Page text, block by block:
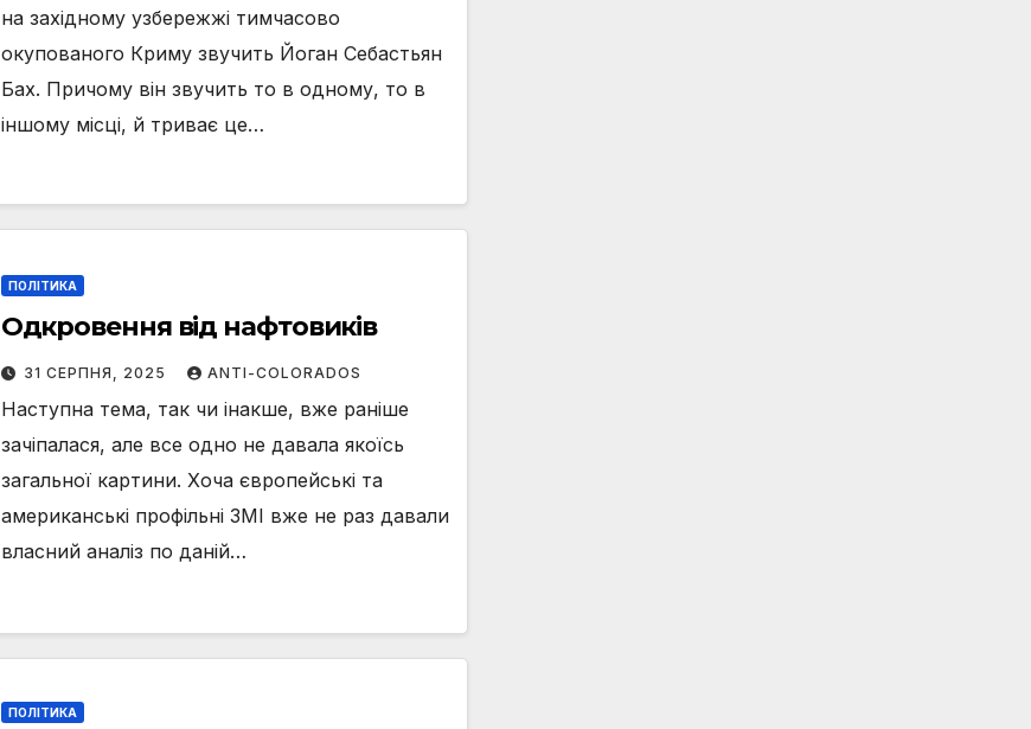
на західному узбережжі тимчасово
окупованого Криму звучить Йоган Себастьян
Бах. Причому він звучить то в одному, то в
іншому місці, й триває це…
ПОЛІТИКА
Одкровення від нафтовиків
31 СЕРПНЯ, 2025 ANTI-COLORADOS
Наступна тема, так чи інакше, вже раніше
зачіпалася, але все одно не давала якоїсь
загальної картини. Хоча європейські та
американські профільні ЗМІ вже не раз давали
власний аналіз по даній…
ПОЛІТИКА